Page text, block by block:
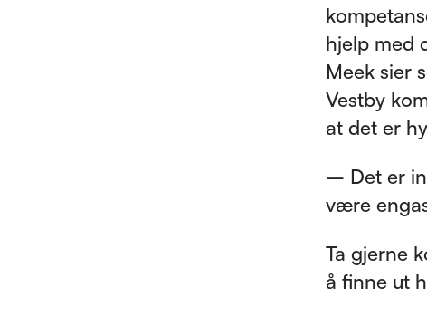
hjelp med
Meek sier
Vestby
at det er
– Det er
være
Ta gjerne
å finne ut